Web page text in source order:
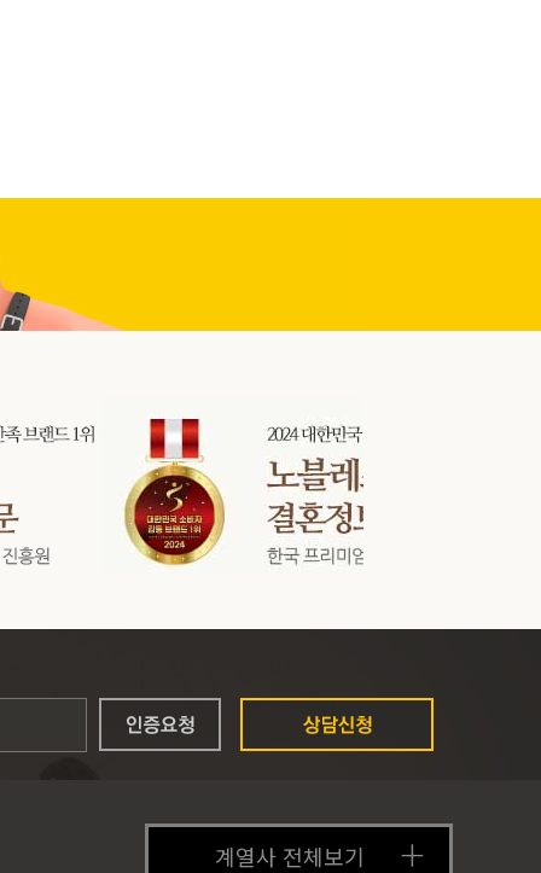
계열사 전체보기